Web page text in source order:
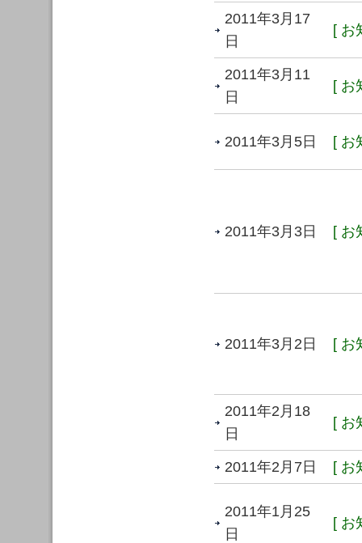
2011年3月17
日
[ お
2011年3月11
日
[ お
2011年3月5日 [ お
2011年3月3日 [ お
2011年3月2日 [ お
2011年2月18
日
[ お
2011年2月7日 [ お
2011年1月25
日
[ お